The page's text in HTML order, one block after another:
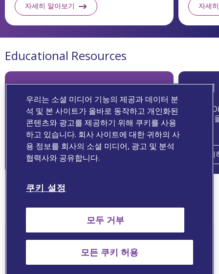
OVID
About
Viatris
자세히 알아보기 자세
Educational Resources
MediDocLINK
의학부에서 제공하는 강의 영상,
최신 논문, 가이드라인 등의
의학 정보를 확인해 보세요.
자세히 알아보기
Ovid
OVID
플랫
자
Other Resources
Medical Information Services
비아트리스 의학정보실을 통해 제품 및 질환 정보에
대해 문의할 수 있습니다.
우리는 소셜 미디어 기능의 제공과 데이터 분
석 및 본 사이트가 올바로 동작하고 개인화된
콘텐츠와 광고를 제공하기 위해 쿠키를 사용
하고 있습니다. 회사 사이트에 대한 귀하의 사
용 정보를 회사의 소셜 미디어, 광고 및 분석
협력사와 공유합니다.
쿠키 설정
모두 거부
모든 쿠키 허용